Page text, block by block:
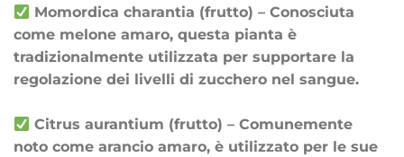
Momordica charantia (frutto) – Conosciuta
come melone amaro, questa pianta è
tradizionalmente utilizzata per supportare la
regolazione dei livelli di zucchero nel sangue.
Citrus aurantium (frutto) – Comunemente
noto come arancio amaro, è utilizzato per le sue